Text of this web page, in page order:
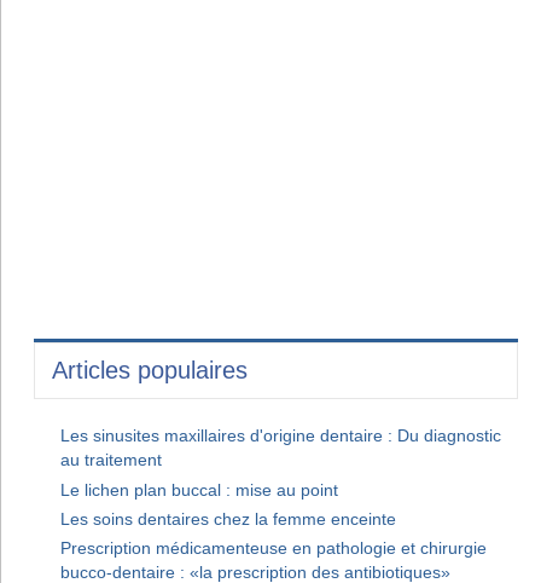
Articles populaires
Les sinusites maxillaires d'origine dentaire : Du diagnostic
au traitement
Le lichen plan buccal : mise au point
Les soins dentaires chez la femme enceinte
Prescription médicamenteuse en pathologie et chirurgie
bucco-dentaire : «la prescription des antibiotiques»